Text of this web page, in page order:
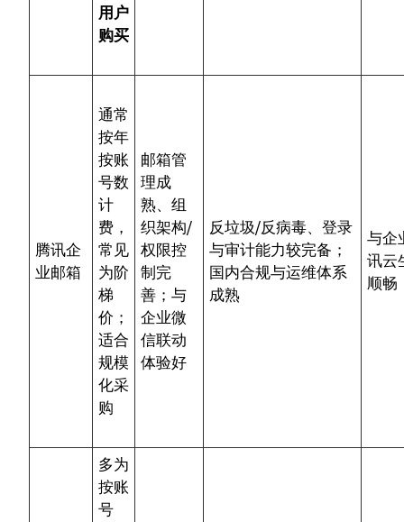
用户
购买
腾讯企
业邮箱
通常
按年
按账
号数
计
费，
常见
为阶
梯
价；
适合
规模
化采
购
邮箱管
理成
熟、组
织架构/
权限控
制完
善；与
企业微
信联动
体验好
反垃圾/反病毒、登录
与审计能力较完备；
国内合规与运维体系
成熟
与企
讯云
顺畅
多为
按账
号